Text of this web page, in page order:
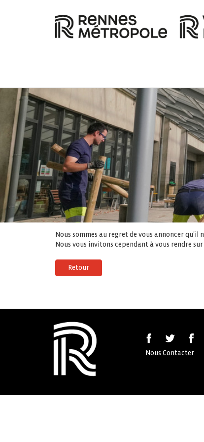
Nous sommes au regret de vous annoncer
Nous vous invitons cependant à vous rendre
Retour
Nous Contacter